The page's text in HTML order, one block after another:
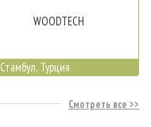
WOODTECH
Стамбул, Турция
Смотреть все